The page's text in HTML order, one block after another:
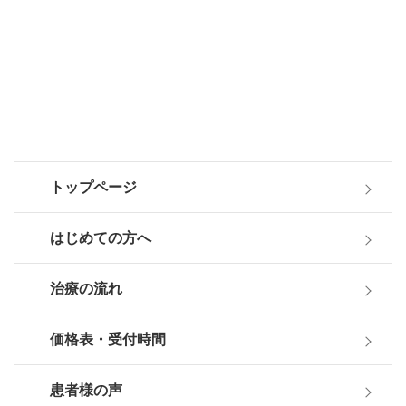
トップページ
はじめての方へ
治療の流れ
価格表・受付時間
患者様の声